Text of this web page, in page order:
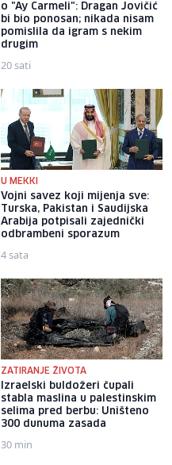
o "Ay Carmeli": Dragan Jovičić
bi bio ponosan; nikada nisam
pomislila da igram s nekim
drugim
20 sati
U MEKKI
Vojni savez koji mijenja sve:
Turska, Pakistan i Saudijska
Arabija potpisali zajednički
odbrambeni sporazum
4 sata
ZATIRANJE ŽIVOTA
Izraelski buldožeri čupali
stabla maslina u palestinskim
selima pred berbu: Uništeno
300 dunuma zasada
30 min